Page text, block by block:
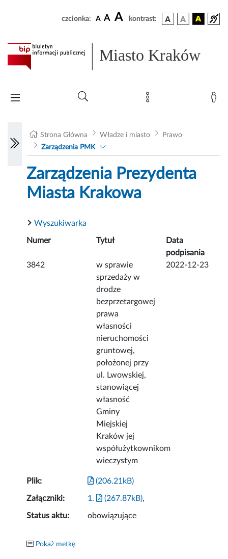
czcionka: A A A kontrast:
Miasto Kraków
Strona Główna Władze i miasto
Prawo
Zarządzenia PMK
Zarządzenia Prezydenta
Miasta Krakowa
Wyszukiwarka
Numer Tytuł
Data
podpisania
3842
w sprawie
sprzedaży w
drodze
bezprzetargowej
prawa
własności
nieruchomości
gruntowej,
położonej przy
ul. Lwowskiej,
stanowiącej
własność
Gminy
Miejskiej
Kraków jej
współużytkownikom
wieczystym
2022-12-23
Plik: (206.21kB)
Załączniki: 1. (267.87kB),
Status aktu: obowiązujące
Pokaż metkę